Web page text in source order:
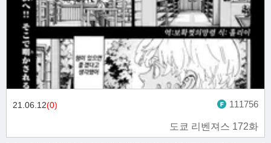
도쿄 리벤져스 172화
21.06.12(0) 111756